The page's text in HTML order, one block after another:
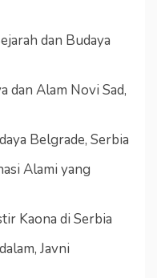
dan Budaya
dan Alam Novi Sad,
Belgrade, Serbia
Alami yang
Kaona di Serbia
Javni